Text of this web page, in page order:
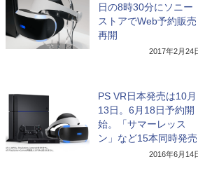
日の8時30分にソニー
ストアでWeb予約販売
再開
2017年2月24
PS VR日本発売は10月
13日。6月18日予約開
始。「サマーレッス
ン」など15本同時発売
2016年6月14